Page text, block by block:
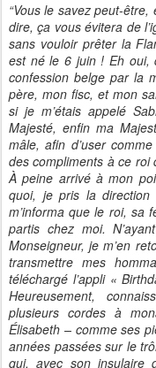
“Vous le savez peut-
dire, ça vous évitera de
sans vouloir prêter la
est né le 6 juin ! Eh oui,
confession belge par la
père, mon fisc, et mon
si je m’étais appelé
Majesté, enfin ma
mâle, afin d’user
des compliments à ce roi
À peine arrivé à mon
quoi, je pris la
m’informa que le roi, sa
partis chez moi.
Monseigneur, je m’en
transmettre mes
téléchargé l’appli «
Heureusement,
plusieurs cordes à
Élisabeth – comme ses
années passées sur le
qui, avec son insulaire